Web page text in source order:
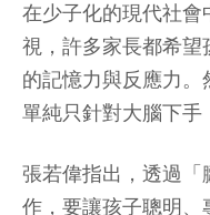
在少子化的現代社會
視，許多家長都希
的記憶力與反應力
單純只針對大腦下手
張若偉指出，透過「
作，要讓孩子聰明、